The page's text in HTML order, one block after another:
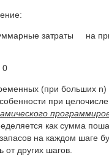
затраты на
0
(при больших
при
как сумма
на каждом шаге
от других шагов.